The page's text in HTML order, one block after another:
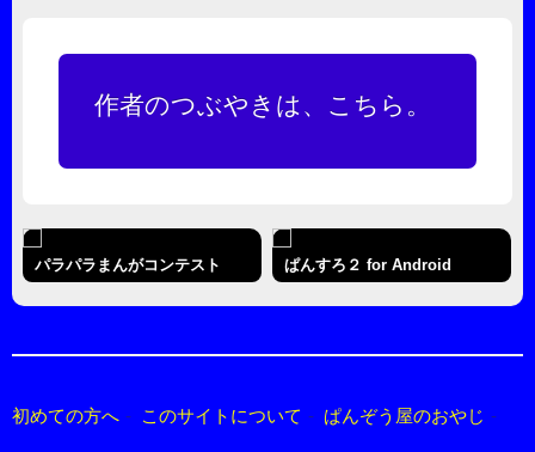
作者のつぶやきは、こちら。
パラパラまんがコンテスト ぱんすろ２ for Android
初めての方へ このサイトについて ぱんぞう屋のおやじ